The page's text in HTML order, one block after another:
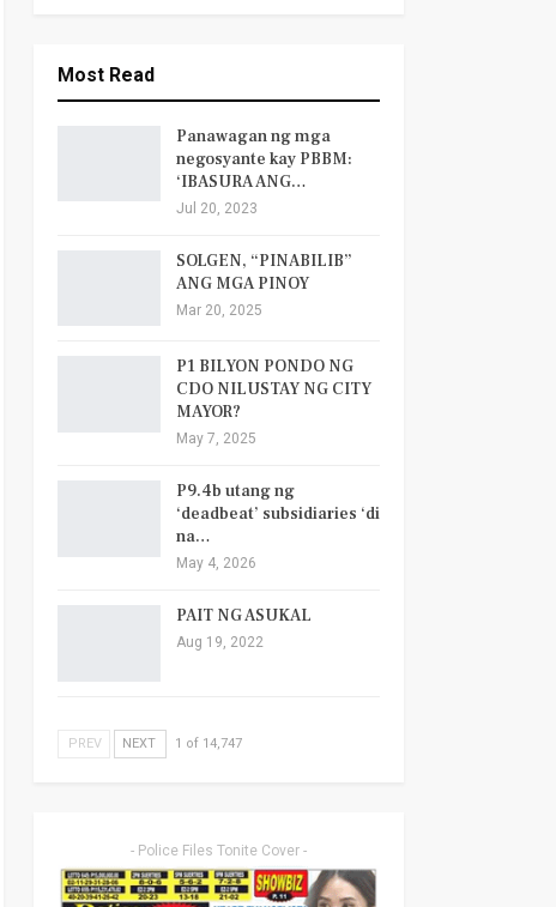
Most Read
Panawagan ng mga
negosyante kay PBBM:
‘IBASURA ANG…
Jul 20, 2023
SOLGEN, “PINABILIB”
ANG MGA PINOY
Mar 20, 2025
P1 BILYON PONDO NG
CDO NILUSTAY NG CITY
MAYOR?
May 7, 2025
P9.4b utang ng
‘deadbeat’ subsidiaries ‘di
na…
May 4, 2026
PAIT NG ASUKAL
Aug 19, 2022
PREV NEXT 1 of 14,747
- Police Files Tonite Cover -